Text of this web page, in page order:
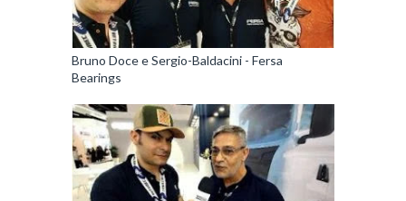
Bruno Doce e Sergio-Baldacini - Fersa
Bearings